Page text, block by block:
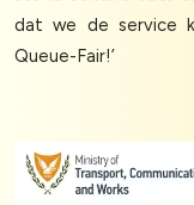
dat we de service
Queue-Fair!’